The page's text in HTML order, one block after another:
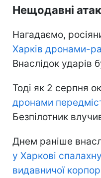
Нещодавні
Нагадаємо,
Харків дронами-
Внаслідок ударів
Тоді як 2 серпня
дронами
Безпілотник
Днем раніше
у Харкові
видавничої